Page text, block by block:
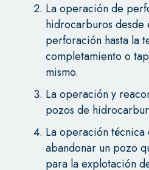
La operación de
hidrocarburos
perforación hasta la
completamiento o
mismo.
La operación y
pozos de
La operación
abandonar un pozo
para la explotación